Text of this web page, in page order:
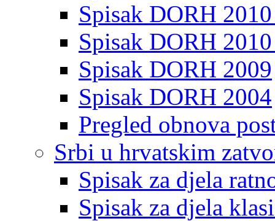
Spisak DORH
Spisak DORH
Spisak DORH 2009
Spisak DORH 2004
Pregled obnova
Srbi u hrvatskim
Spisak za djela
Spisak za djela